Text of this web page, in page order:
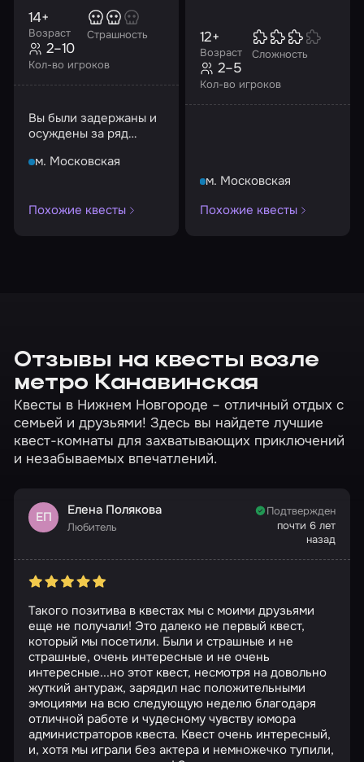
Возраст
14+
Страшность
Кол-во игроков
2–10
Вы были задержаны и
осуждены за ряд
совершенных вами
м. Московская
Похожие квесты
Возраст
12+
Сложность
Кол-во игроков
2–5
м. Московская
Похожие квесты
Отзывы на квесты возле
метро Канавинская
Квесты в Нижнем Новгороде – отличный отдых с
семьей и друзьями! Здесь вы найдете лучшие
квест-комнаты для захватывающих приключений
и незабываемых впечатлений.
ЕП Елена Полякова
Любитель
Подтвержден
почти 6 лет
назад
Такого позитива в квестах мы с моими друзьями
еще не получали! Это далеко не первый квест,
который мы посетили. Были и страшные и не
страшные, очень интересные и не очень
интересные...но этот квест, несмотря на довольно
жуткий антураж, зарядил нас положительными
эмоциями на всю следующую неделю благодаря
отличной работе и чудесному чувству юмора
администраторов квеста. Квест очень интересный,
и, хотя мы играли без актера и немножечко тупили,